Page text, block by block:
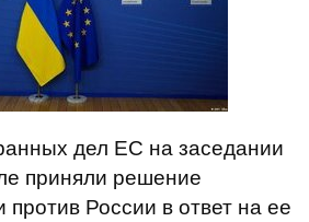
дел ЕС на заседании
приняли решение
против России в ответ на ее